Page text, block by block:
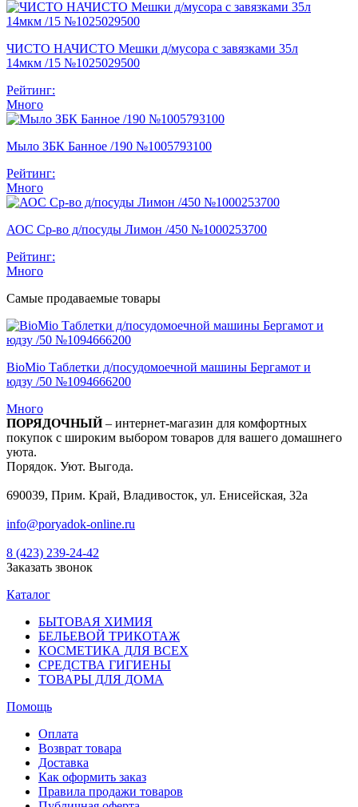
ЧИСТО НАЧИСТО Мешки д/мусора с завязками 35л
14мкм /15 №1025029500
Рейтинг:
Много
Мыло ЗБК Банное /190 №1005793100
Рейтинг:
Много
АОС Ср-во д/посуды Лимон /450 №1000253700
Рейтинг:
Много
Самые продаваемые товары
BioMio Таблетки д/посудомоечной машины Бергамот и
юдзу /50 №1094666200
Много
ПОРЯДОЧНЫЙ– интернет-магазин для комфортных
покупок с широким выбором товаров для вашего домашнего
уюта.
Порядок. Уют. Выгода.
690039, Прим. Край, Владивосток, ул. Енисейская, 32а
info@poryadok-online.ru
8 (423) 239-24-42
Заказать звонок
Каталог
БЫТОВАЯ ХИМИЯ
БЕЛЬЕВОЙ ТРИКОТАЖ
КОСМЕТИКА ДЛЯ ВСЕХ
СРЕДСТВА ГИГИЕНЫ
ТОВАРЫ ДЛЯ ДОМА
Помощь
Оплата
Возврат товара
Доставка
Как оформить заказ
Правила продажи товаров